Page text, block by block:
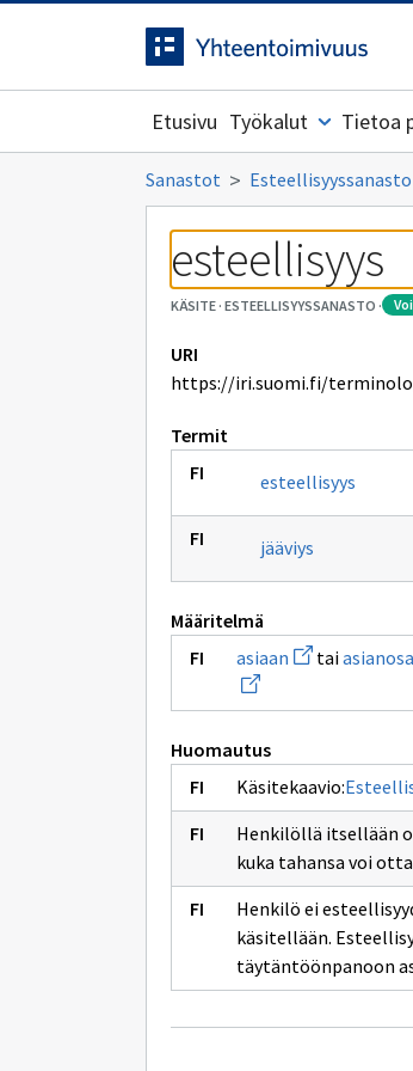
Siirrytty
Etusivu Työkalut Tietoa
Sanastot Esteellisyyssanasto
esteellisyys
KÄSITE· ESTEELLISYYSSANASTO ·
URI
https://iri.suomi.fi/
Termit
esteellisyys
jääviys
Määritelmä
asiaan Avaa
uuden
sivulle
tai
Huomautus
Käsitekaavio:
Henkilöllä itsellään
kuka tahansa voi
Henkilö ei
käsitellään.
täytäntöönpanoon